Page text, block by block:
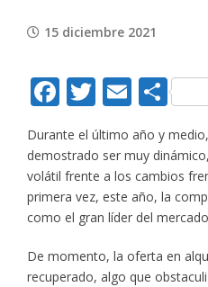
15 diciembre 2021
Facebook
Twitter
Email
Durante el último año y
demostrado ser muy
volátil frente a los cambios
primera vez, este año, la
como el gran líder del
De momento, la oferta en
recuperado, algo que